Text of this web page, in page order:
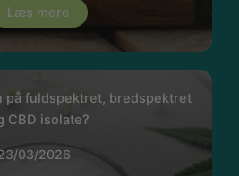
Læs mere
på fuldspektret, bredspektret
CBD isolate?
03/2026